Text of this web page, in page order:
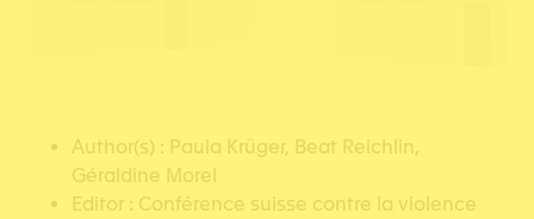
Author(s) : Paula Krüger, Beat Reichlin,
Géraldine Morel
Editor : Conférence suisse contre la violence